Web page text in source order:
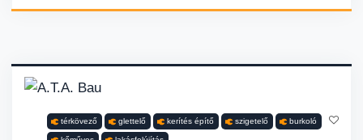
térkövező glettelő kerítés építő szigetelő burkoló